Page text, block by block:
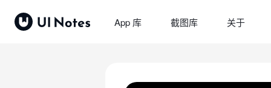
App 库 截图库 关于